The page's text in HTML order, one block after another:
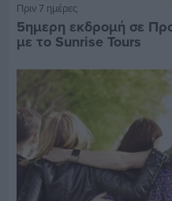
Πριν 7 ημέρες
5ημερη εκδρομή σε
με το Sunrise Tours